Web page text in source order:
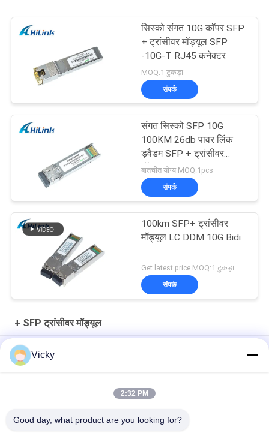
सिस्को संगत 10G कॉपर SFP
+ ट्रांसीवर मॉड्यूल SFP
-10G-T RJ45 कनेक्टर
MOQ:1 टुकड़ा
संपर्क
संगत सिस्को SFP 10G
100KM 26db पावर लिंक
ड्वैडम SFP + ट्रांसीवर
मॉड्यूल
बातचीत योग्य MOQ:1pcs
संपर्क
100km SFP+ ट्रांसीवर
मॉड्यूल LC DDM 10G Bidi
Get latest price MOQ:1 टुकड़ा
संपर्क
+ SFP ट्रांसीवर मॉड्यूल
10Gb/s SFP+ 1550nm 110km ऑप्टिकल ट्रांसीवर मॉड्यूल RoHS अनुरूप
25Gbps BIDI 40KM 1270/1310nm 40KM APD LC DOM ट्रांससीवर
Vicky
2:32 PM
Good day, what product are you looking for?